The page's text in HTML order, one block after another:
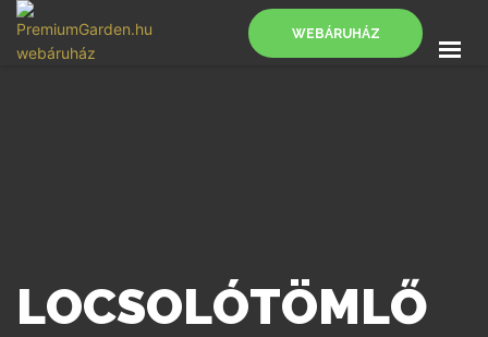
WEBÁRUHÁZ
LOCSOLÓTÖMLŐ